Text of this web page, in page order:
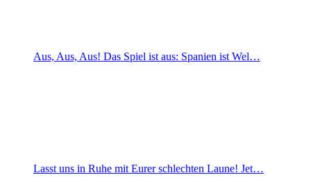
Aus, Aus, Aus! Das Spiel ist aus: Spanien ist Wel…
Lasst uns in Ruhe mit Eurer schlechten Laune! Jet…